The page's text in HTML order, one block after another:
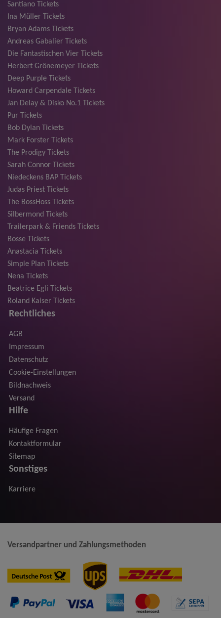
Santiano Tickets
Ina Müller Tickets
Bryan Adams Tickets
Andreas Gabalier Tickets
Die Fantastischen Vier Tickets
Herbert Grönemeyer Tickets
Deep Purple Tickets
Howard Carpendale Tickets
Jan Delay & Disko No.1 Tickets
Pur Tickets
Bob Dylan Tickets
Mark Forster Tickets
The Prodigy Tickets
Sarah Connor Tickets
Niedeckens BAP Tickets
Judas Priest Tickets
The BossHoss Tickets
Silbermond Tickets
Trailerpark & Friends Tickets
Bosse Tickets
Anastacia Tickets
Simple Plan Tickets
Nena Tickets
Beatrice Egli Tickets
Roland Kaiser Tickets
Rechtliches
AGB
Impressum
Datenschutz
Cookie-Einstellungen
Bildnachweis
Versand
Hilfe
Häufige Fragen
Kontaktformular
Sitemap
Sonstiges
Karriere
Versandpartner und Zahlungsmethoden